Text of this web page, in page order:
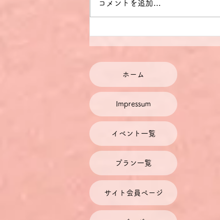
ニュースのヘッドラインを読
コメントを追加…
ホーム
Impressum
イベント一覧
プラン一覧
サイト会員ページ